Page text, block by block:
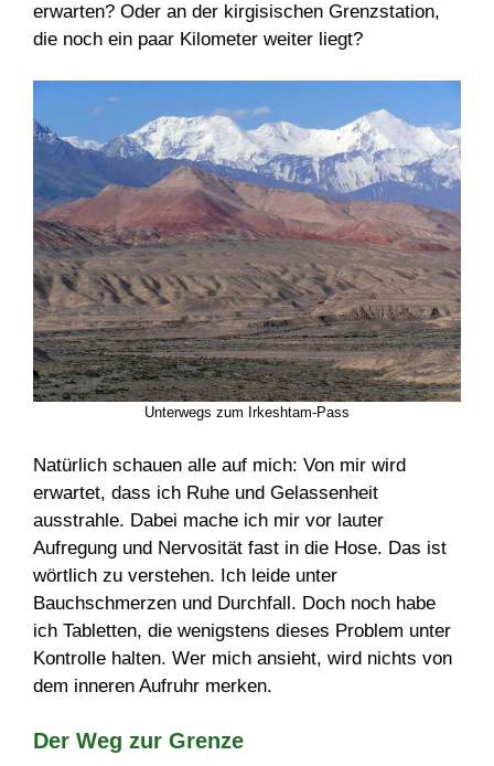
erwarten? Oder an der kirgisischen Grenzstation,
die noch ein paar Kilometer weiter liegt?
Unterwegs zum Irkeshtam-Pass
Natürlich schauen alle auf mich: Von mir wird
erwartet, dass ich Ruhe und Gelassenheit
ausstrahle. Dabei mache ich mir vor lauter
Aufregung und Nervosität fast in die Hose. Das ist
wörtlich zu verstehen. Ich leide unter
Bauchschmerzen und Durchfall. Doch noch habe
ich Tabletten, die wenigstens dieses Problem unter
Kontrolle halten. Wer mich ansieht, wird nichts von
dem inneren Aufruhr merken.
Der Weg zur Grenze